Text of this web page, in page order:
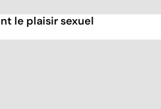
le plaisir sexuel